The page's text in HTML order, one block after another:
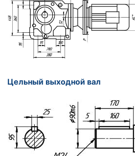
Цельный выходной вал